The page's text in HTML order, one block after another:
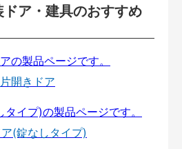
ア・建具のおすすめ
片開きドア
(錠なしタイプ)